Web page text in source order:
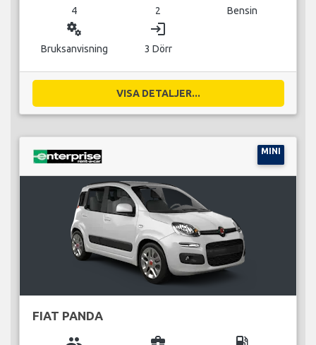
4 2 Bensin
miscellaneous_services
Bruksanvisning
login
3 Dörr
VISA DETALJER...
MINI
FIAT PANDA